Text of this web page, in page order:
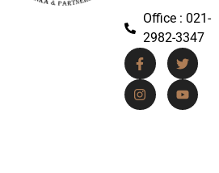
Office : 021-
2982-3347